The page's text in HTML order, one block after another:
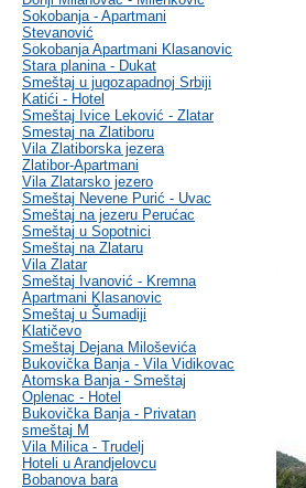
Sokobanja - Apartmani
Stevanović
Sokobanja Apartmani Klasanovic
Stara planina - Dukat
Smeštaj u jugozapadnoj Srbiji
Katići - Hotel
Smeštaj Ivice Leković - Zlatar
Smestaj na Zlatiboru
Vila Zlatiborska jezera
Zlatibor-Apartmani
Vila Zlatarsko jezero
Smeštaj Nevene Purić - Uvac
Smeštaj na jezeru Perućac
Smeštaj u Sopotnici
Smeštaj na Zlataru
Vila Zlatar
Smeštaj Ivanović - Kremna
Apartmani Klasanovic
Smeštaj u Šumadiji
Klatičevo
Smeštaj Dejana Miloševića
Bukovička Banja - Vila Vidikovac
Atomska Banja - Smeštaj
Oplenac - Hotel
Bukovička Banja - Privatan
smeštaj M
Vila Milica - Trudelj
Hoteli u Arandjelovcu
Bobanova bara